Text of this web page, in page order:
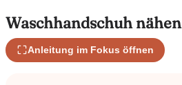
Waschhandschuh nähen
Anleitung im Fokus öffnen